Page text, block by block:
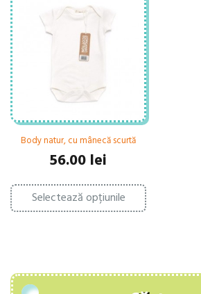
Body natur, cu mânecă scurtă
56.00 lei
Selectează opțiunile
Acest
produs
are
pot